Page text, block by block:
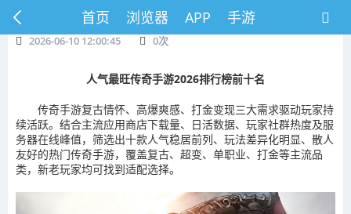
首页 浏览器 APP 手游
2026-06-10 12:00:45 0次
人气最旺传奇手游2026排行榜前十名
传奇手游复古情怀、高爆爽感、打金变现三大需求驱动玩家持
续活跃。结合主流应用商店下载量、日活数据、玩家社群热度及服
务器在线峰值，筛选出十款人气稳居前列、玩法差异化明显、散人
友好的热门传奇手游，覆盖复古、超变、单职业、打金等主流品
类，新老玩家均可找到适配选择。